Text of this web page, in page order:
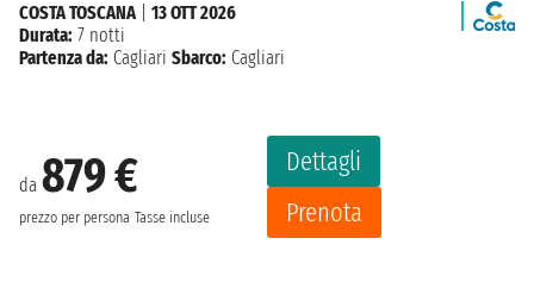
da 879 €
prezzo per persona Tasse incluse
Dettagli
Prenota
COSTA TOSCANA| 13 OTT 2026
Durata: 7 notti
Partenza da: Cagliari Sbarco: Cagliari